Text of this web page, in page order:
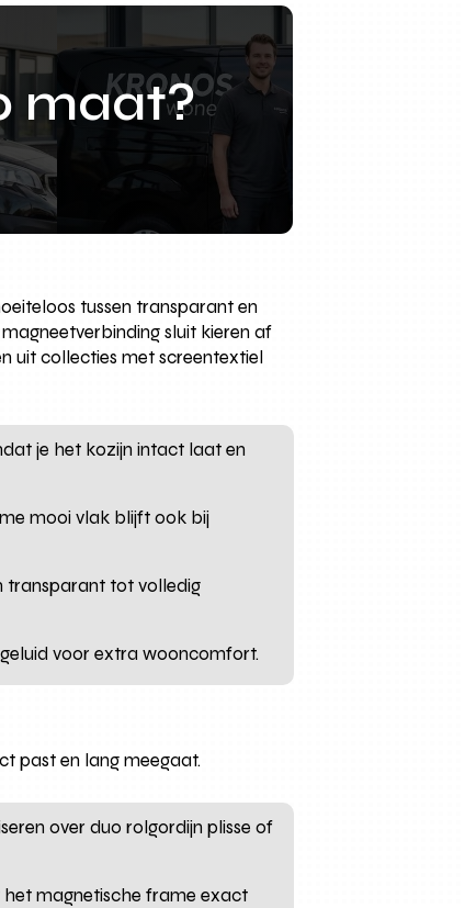
maat?
tussen transparant en
sluit kieren af
uit collecties met screentextiel
je het kozijn intact laat en
mooi vlak blijft ook bij
transparant tot volledig
voor extra wooncomfort.
past en lang meegaat.
over duo rolgordijn plisse of
magnetische frame exact